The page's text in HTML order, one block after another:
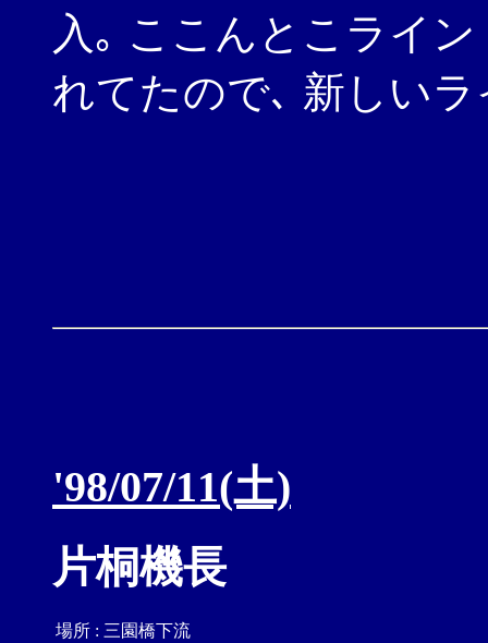
入｡ ここんとこライ
れてたので､ 新しい
'98/07/11(土)
片桐機長
場所 : 三園橋下流